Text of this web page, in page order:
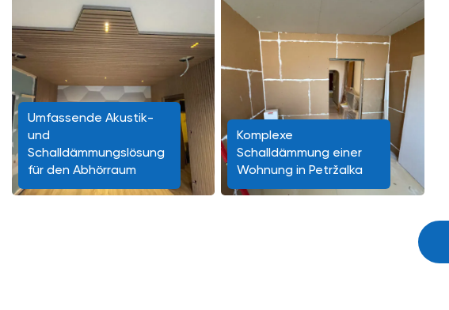
Umfassende Akustik-
und
Schalldämmungslösung
für den Abhörraum
Komplexe
Schalldämmung einer
Wohnung in Petržalka